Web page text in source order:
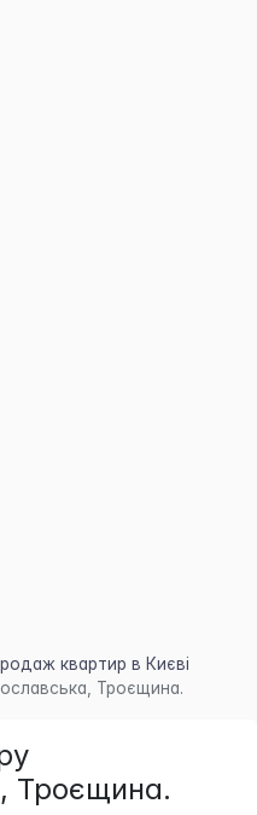
квартир в Києві
Троєщина.
Троєщина.